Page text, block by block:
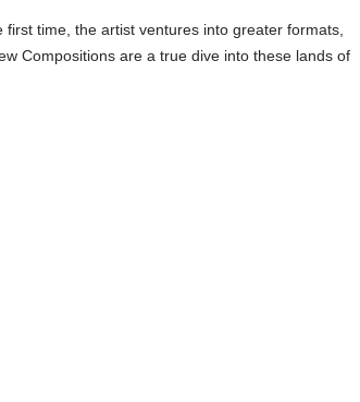
time, the artist ventures into greater formats,
Compositions are a true dive into these lands of